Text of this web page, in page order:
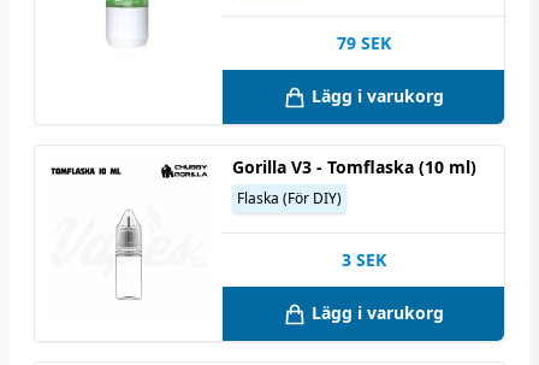
79 SEK
Lägg i varukorg
Gorilla V3 - Tomflaska (10 ml)
Flaska (För DIY)
3 SEK
Lägg i varukorg